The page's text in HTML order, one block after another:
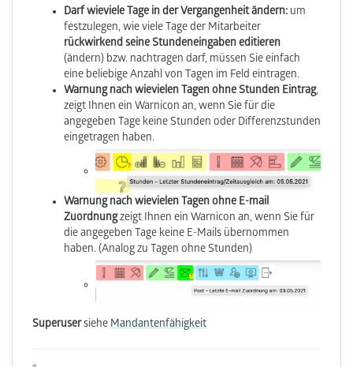
Darf wieviele Tage in der Vergangenheit ändern: um
festzulegen, wie viele Tage der Mitarbeiter
rückwirkend seine Stundeneingaben editieren
(ändern) bzw. nachtragen darf, müssen Sie einfach
eine beliebige Anzahl von Tagen im Feld eintragen.
Warnung nach wievielen Tagen ohne Stunden Eintrag,
zeigt Ihnen ein Warnicon an, wenn Sie für die
angegeben Tage keine Stunden oder Differenzstunden
eingetragen haben.
Warnung nach wievielen Tagen ohne E-mail
Zuordnungzeigt Ihnen ein Warnicon an, wenn Sie für
die angegeben Tage keine E-Mails übernommen
haben. (Analog zu Tagen ohne Stunden)
SuperusersieheMandantenfähigkeit